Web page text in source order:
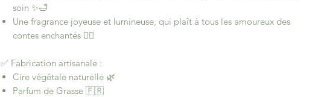
soin ✨🛁
Une fragrance joyeuse et lumineuse, qui plaît à tous les amoureux des
contes enchantés 🧚‍♀️
✅ Fabrication artisanale :
Cire végétale naturelle 🌿
Parfum de Grasse 🇫🇷